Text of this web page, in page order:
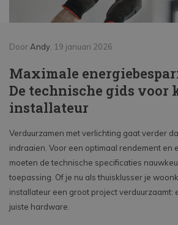
Door Andy , 19 januari 2026
Maximale
De technische gids voor
installateur
Verduurzamen met verlichting gaat verder
indraaien. Voor een optimaal rendement en
moeten de technische specificaties
toepassing. Of je nu als thuisklusser je
installateur een groot project verduurzaamt:
juiste hardware.